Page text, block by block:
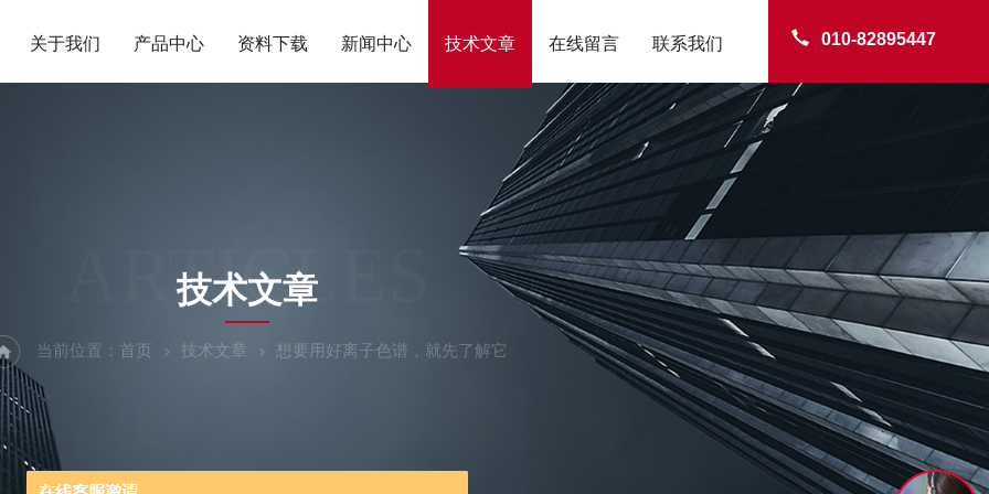
010-82895447
关于我们 产品中心 资料下载 新闻中心 技术文章 在线留言 联系我们
ARTICLES
技术文章
当前位置： 首页 技术文章 想要用好离子色谱，就先了解它